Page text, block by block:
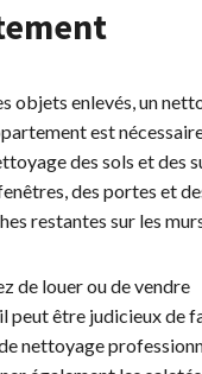
objets enlevés, un
est
des sols et des
des portes et
restantes sur les
de louer ou de vendre
peut être judicieux de
nettoyage